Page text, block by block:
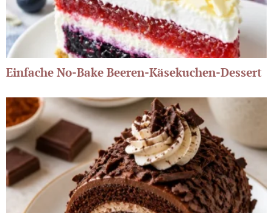
Einfache No-Bake Beeren-Käsekuchen-Dessert